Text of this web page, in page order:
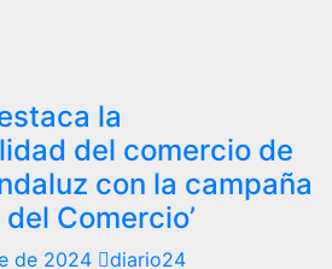
la
del comercio de
con la campaña
Comercio’
de 2024
diario24